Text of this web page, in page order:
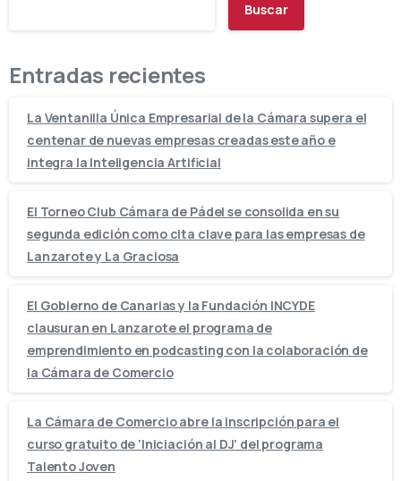
Buscar
Entradas recientes
La Ventanilla Única Empresarial de la Cámara supera el
centenar de nuevas empresas creadas este año e
integra la Inteligencia Artificial
El Torneo Club Cámara de Pádel se consolida en su
segunda edición como cita clave para las empresas de
Lanzarote y La Graciosa
El Gobierno de Canarias y la Fundación INCYDE
clausuran en Lanzarote el programa de
emprendimiento en podcasting con la colaboración de
la Cámara de Comercio
La Cámara de Comercio abre la inscripción para el
curso gratuito de ‘Iniciación al DJ’ del programa
Talento Joven